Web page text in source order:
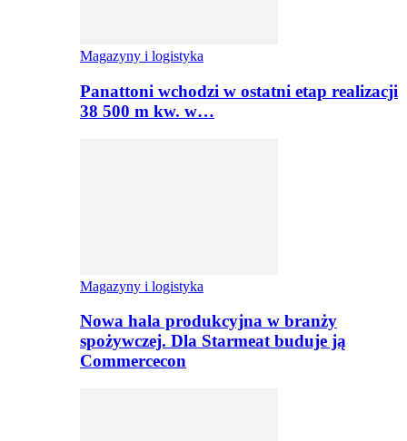
Magazyny i logistyka
Panattoni wchodzi w ostatni etap realizacji
38 500 m kw. w…
Magazyny i logistyka
Nowa hala produkcyjna w branży
spożywczej. Dla Starmeat buduje ją
Commercecon